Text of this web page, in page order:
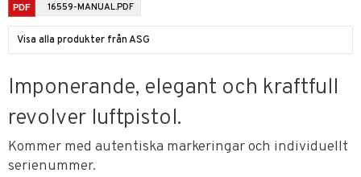
16559-MANUAL.PDF
Visa alla produkter från ASG
Imponerande, elegant och kraftfull
revolver luftpistol.
Kommer med autentiska markeringar och individuellt
serienummer.